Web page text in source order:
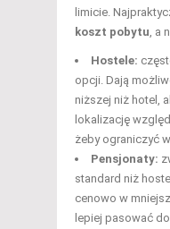
limicie.
koszt pobytu , a
Hostele:
opcji. Dają
niższej niż hotel,
lokalizację
żeby ograniczyć
Pensjonaty:
standard niż
cenowo w
lepiej pasować